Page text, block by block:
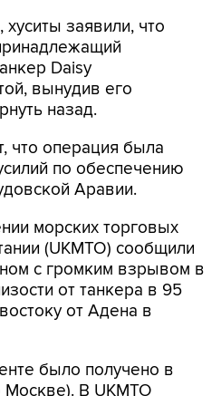
заявили, что
Daisy
вынудив его
назад.
что операция была
по обеспечению
Аравии.
морских торговых
(UKMTO) сообщили
с громким взрывом в
от танкера в 95
от Адена в
было получено в
Москве). В UKMTO